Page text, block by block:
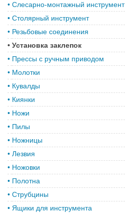
• Слесарно-монтажный инструмент
• Столярный инструмент
• Резьбовые соединения
• Установка заклепок
• Прессы с ручным приводом
• Молотки
• Кувалды
• Киянки
• Ножи
• Пилы
• Ножницы
• Лезвия
• Ножовки
• Полотна
• Струбцины
• Ящики для инструмента